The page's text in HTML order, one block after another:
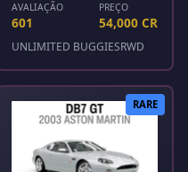
AVALIAÇÃO
601
PREÇO
54,000 CR
UNLIMITED BUGGIESRWD
RARE